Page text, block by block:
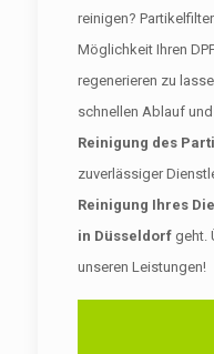
reinigen?
Möglichkeit Ihren
regenerieren zu
schnellen Ablauf
Reinigung des
zuverlässiger
Reinigung Ihres
in Düsseldorfgeht.
unseren Leistungen!